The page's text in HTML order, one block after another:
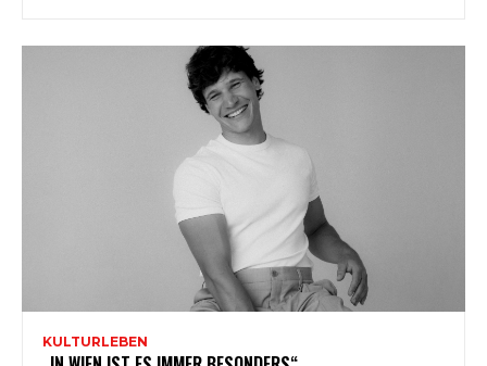
KULTURLEBEN